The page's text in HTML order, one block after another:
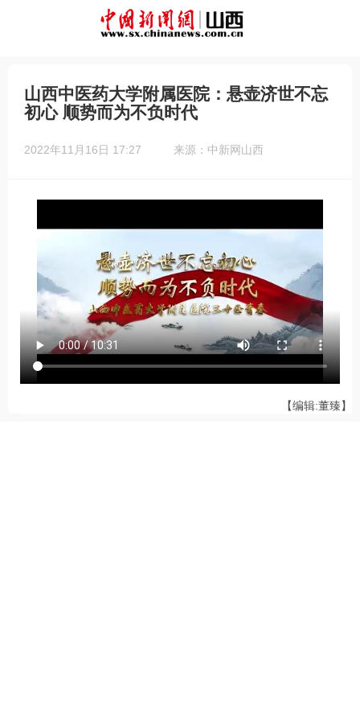
山西中医药大学附属医院：悬壶济世不忘
初心 顺势而为不负时代
2022年11月16日 17:27 来源：中新网山西
【编辑:董臻】